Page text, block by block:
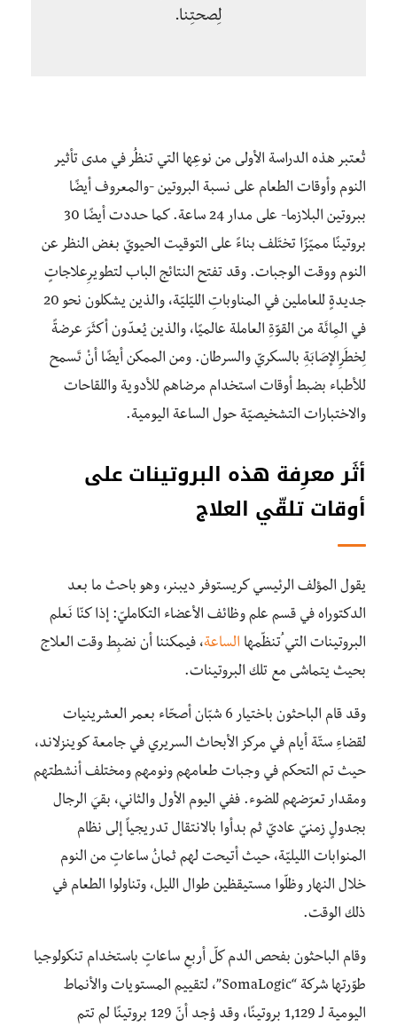
لِصحتِنا.
تُعتبر هذه الدراسة الأولى من نوعِها التي تنظُر في مدى تأثير
النوم وأوقات الطعام على نسبة البروتين -والمعروف أيضًا
ببروتين البلازما- على مدار 24 ساعة. كما حددت أيضًا 30
بروتينًا مميّزًا تختَلف بناءً على التوقيت الحيويّ بغض النظر عن
النوم ووقت الوجبات. وقد تفتح النتائج الباب لتطويرِعلاجاتٍ
جديدةٍ للعاملين في المناوباتِ الليّليّة، والذين يشكلون نحو 20
في المِائَة من القوّةِ العاملة عالميًا، والذين يُعدّون أكثَرَ عرضةً
لِخطَرِالإصَابَةِ بالسكريّ والسرطان. ومن الممكن أيضًا أنْ تَسمح
للأطباء بضبط أوقات استخدام مرضاهم للأدوية واللقاحات
والاختبارات التشخيصيّة حول الساعة اليومية.
أثَر معرِفة هذه البروتينات على
أوقات تلقّي العلاج
يقول المؤلف الرئيسي كريستوفر ديبنر، وهو باحث ما بعد
الدكتوراه في قسم علم وظائف الأعضاء التكامليّ: إذا كنّا نَعلم
البروتينات التي ُتنظّمها الساعة، فيمكننا أن نضبِط وقت العلاج
بحيث يتماشى مع تلك البروتينات.
وقد قام الباحثون باختيار 6 شبّان أصحّاء بعمر العشرينيات
لقضاءِ ستّة أيام في مركز الأبحاث السريري في جامعة كوينزلاند،
حيث تم التحكم في وجبات طعامهم ونومهم ومختلف أنشطتهم
ومقدار تعرّضهم للضوء. ففي اليوم الأول والثاني، بقيَ الرجال
بجدولٍ زمنيّ عاديّ ثم بدأوا بالانتقال تدريجياً إلى نظام
المنوابات الليليّة، حيث أتيحت لهم ثمانُ ساعاتٍ من النوم
خلال النهار وظلّوا مستيقظين طوال الليل، وتناولوا الطعام في
ذلك الوقت.
وقام الباحثون بفحص الدم كلّ أربعِ ساعاتٍ باستخدام تنكولوجيا
طوّرتها شركة “SomaLogic”، لتقييم المستويات والأنماط
اليومية لـ 1,129 بروتينًا، وقد وُجد أنّ 129 بروتينًا لم تتم